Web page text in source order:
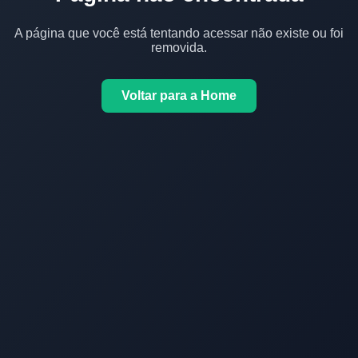
A página que você está tentando acessar não existe ou foi
removida.
Voltar para a Home